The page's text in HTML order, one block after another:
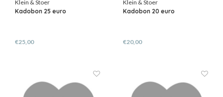
Klein & Stoer
Kadobon 25 euro
€25,00
Klein & Stoer
Kadobon 20 euro
€20,00